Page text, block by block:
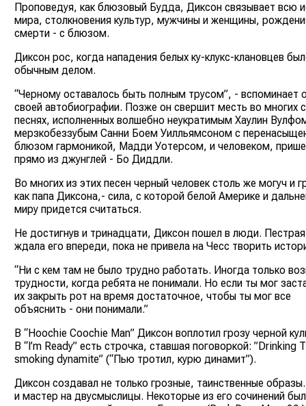
Проповедуя, как блюзовый Будда, Диксон связывает всю
мира, столкновения культур, мужчины и женщины,
смерти - с блюзом.
Диксон рос, когда нападения белых ку-клукс-клановцев
обычным делом.
“Черному оставалось быть полным трусом”, - вспоминает
своей автобиографии. Позже он свершит месть во многих
песнях, исполненных волшебно неукратимым Хаулин
мерзкобеззубым Санни Боем Уилльямсоном с
блюзом гармоникой, Мадди Уотерсом, и человеком,
прямо из джунглей - Бо Диддли.
Во многих из этих песен черный человек столь же могуч и
как папа Диксона,- сила, с которой белой Америке и
миру придется считаться.
Не достигнув и тринадцати, Диксон пошел в люди.
ждала его впереди, пока не привела на Чесс творить
“Ни с кем там не было трудно работать. Иногда только
трудности, когда ребята не понимали. Но если ты мог
их закрыть рот на время достаточное, чтобы ты мог все
объяснить - они понимали.”
В “Hoochie Coochie Man” Диксон воплотил грозу черной
В “I’m Ready” есть строчка, ставшая поговоркой: ”Drinking
smoking dynamite” (“Пью тротил, курю динамит”).
Диксон создавал не только грозные, таинственные
и мастер на двусмыслицы. Некоторые из его сочинений